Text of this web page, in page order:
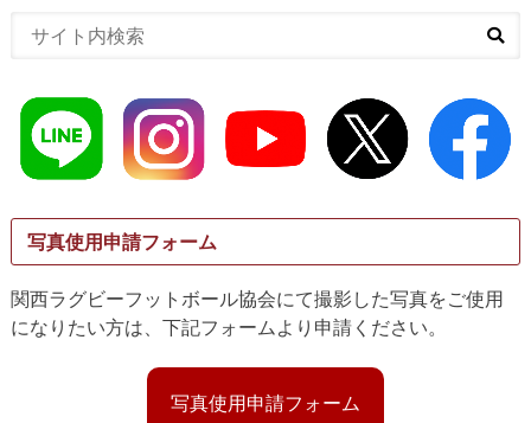
写真使用申請フォーム
関西ラグビーフットボール協会にて撮影した写真をご使用
になりたい方は、下記フォームより申請ください。
写真使用申請フォーム